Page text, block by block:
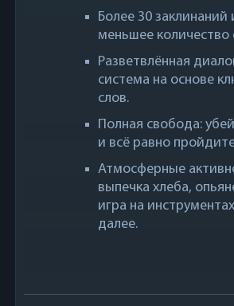
Более 30 заклинаний
меньшее количество
Разветвлённая
система на основе
слов.
Полная свобода:
и всё равно
Атмосферные
выпечка хлеба,
игра на
далее.